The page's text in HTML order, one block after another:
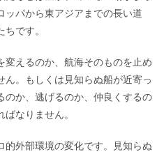
ッパから東アジアまでの長い道
です。
変えるのか、航海そのものを止め
ん。もしくは見知らぬ船が近寄っ
のか、逃げるのか、仲良くするの
なりません。
的外部環境の変化です。見知らぬ